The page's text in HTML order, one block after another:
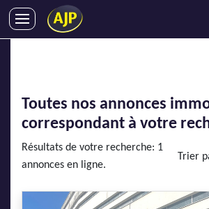
LOCATIONS DE VACANCES
Toutes nos annonces
correspondant à votre
Résultats de votre recherche: 1
annonces en ligne.
Trier